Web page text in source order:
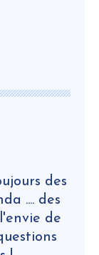
des
.... des
de